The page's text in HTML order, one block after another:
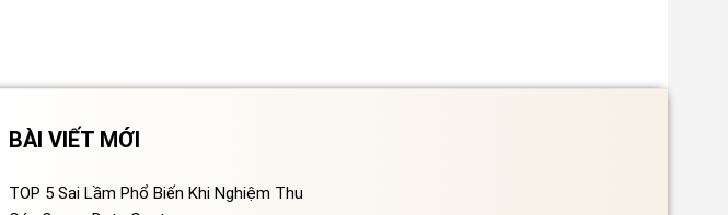
BÀI VIẾT MỚI
TOP 5 Sai Lầm Phổ Biến Khi Nghiệm Thu